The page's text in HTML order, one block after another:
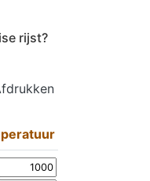
rijst?